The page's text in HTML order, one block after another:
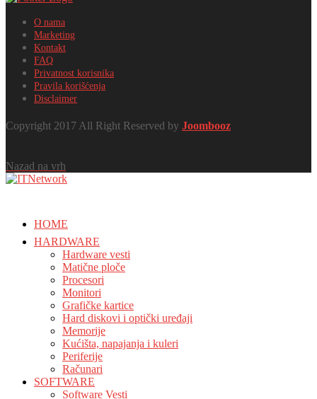
O nama
Marketing
Kontakt
FAQ
Privatnost korisnika
Pravila korišćenja
Disclaimer
Copyright 2017 All Right Reserved by Joombooz
Nazad na vrh
HOME
HARDWARE
Hardware vesti
Matične ploče
Procesori
Monitori
Grafičke kartice
Hard diskovi i optički uređaji
Memorije
Kućišta, napajanja i kuleri
Periferije
Računari
SOFTWARE
Software Vesti